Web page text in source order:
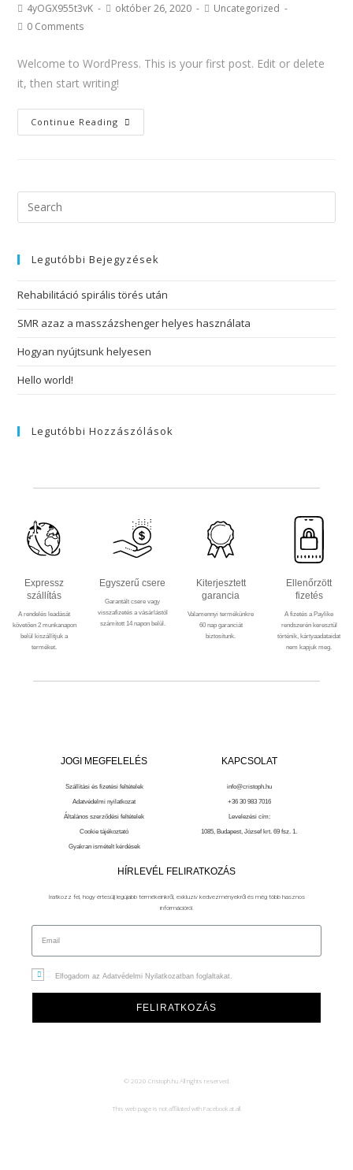
4yOGX955t3vK október 26, 2020
Uncategorized
0 Comments
Welcome to WordPress. This is your first post. Edit or delete
it, then start writing!
Continue Reading
Legutóbbi Bejegyzések
Rehabilitáció spirális törés után
SMR azaz a masszázshenger helyes használata
Hogyan nyújtsunk helyesen
Hello world!
Legutóbbi Hozzászólások
Expressz
szállítás
A rendelés leadását
követően 2 munkanapon
belül kiszállítjuk a
terméket.
Egyszerű csere
Garantált csere vagy
visszafizetés a vásárlástól
számított 14 napon belül.
Kiterjesztett
garancia
Valamennyi termékünkre
60 nap garanciát
biztosítunk.
Ellenőrzött
fizetés
A fizetés a Paylike
rendszerén keresztül
történik, kártyaadataidat
nem kapjuk meg.
JOGI MEGFELELÉS
Szállítási és fizetési feltételek
Adatvédelmi nyilatkozat
Általános szerződési feltételek
Cookie tájékoztató
Gyakran ismételt kérdések
KAPCSOLAT
info@cristoph.hu
+36 30 983 7016
Levelezési cím:
1085, Budapest, József krt. 69 fsz. 1.
HÍRLEVÉL FELIRATKOZÁS
Iratkozz fel, hogy értesülj legújabb termékeinkről, exkluzív kedvezményekről és még több hasznos
információról.
Elfogadom az Adatvédelmi Nyilatkozatban foglaltakat.
FELIRATKOZÁS
© 2020 Cristoph.hu All rights reserved.
This web page is not affiliated with Facebook at all.